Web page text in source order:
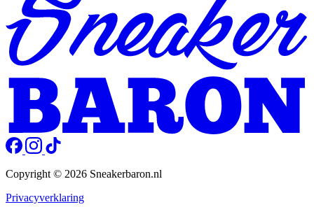
Copyright © 2026 Sneakerbaron.nl
Privacyverklaring